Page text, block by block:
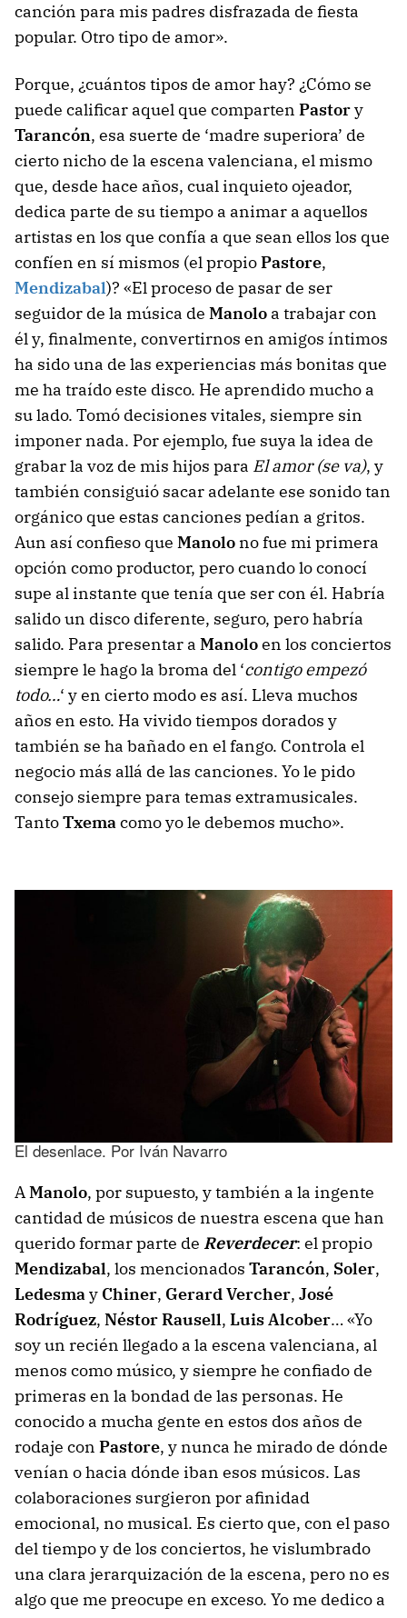
canción para mis padres disfrazada de fiesta
popular. Otro tipo de amor».
Porque, ¿cuántos tipos de amor hay? ¿Cómo se
puede calificar aquel que comparten Pastory
Tarancón, esa suerte de ‘madre superiora’ de
cierto nicho de la escena valenciana, el mismo
que, desde hace años, cual inquieto ojeador,
dedica parte de su tiempo a animar a aquellos
artistas en los que confía a que sean ellos los que
confíen en sí mismos (el propioPastore,
Mendizabal)? «El proceso de pasar de ser
seguidor de la música de Manolo a trabajar con
él y, finalmente, convertirnos en amigos íntimos
ha sido una de las experiencias más bonitas que
me ha traído este disco. He aprendido mucho a
su lado. Tomó decisiones vitales, siempre sin
imponer nada. Por ejemplo, fue suya la idea de
grabar la voz de mis hijos para El amor (se va), y
también consiguió sacar adelante ese sonido tan
orgánico que estas canciones pedían a gritos.
Aun así confieso que Manolono fue mi primera
opción como productor, pero cuando lo conocí
supe al instante que tenía que ser con él. Habría
salido un disco diferente, seguro, pero habría
salido. Para presentar a Manoloen los conciertos
siempre le hago la broma del ‘contigo empezó
todo…‘ y en cierto modo es así. Lleva muchos
años en esto. Ha vivido tiempos dorados y
también se ha bañado en el fango. Controla el
negocio más allá de las canciones. Yo le pido
consejo siempre para temas extramusicales.
TantoTxemacomo yo le debemos mucho».
El desenlace. Por Iván Navarro
AManolo, por supuesto, y también a la ingente
cantidad de músicos de nuestra escena que han
querido formar parte de Reverdecer: el propio
Mendizabal, los mencionados Tarancón, Soler,
Ledesmay Chiner, Gerard Vercher, José
Rodríguez, Néstor Rausell, Luis Alcober… «Yo
soy un recién llegado a la escena valenciana, al
menos como músico, y siempre he confiado de
primeras en la bondad de las personas. He
conocido a mucha gente en estos dos años de
rodaje con Pastore, y nunca he mirado de dónde
venían o hacia dónde iban esos músicos. Las
colaboraciones surgieron por afinidad
emocional, no musical. Es cierto que, con el paso
del tiempo y de los conciertos, he vislumbrado
una clara jerarquización de la escena, pero no es
algo que me preocupe en exceso. Yo me dedico a